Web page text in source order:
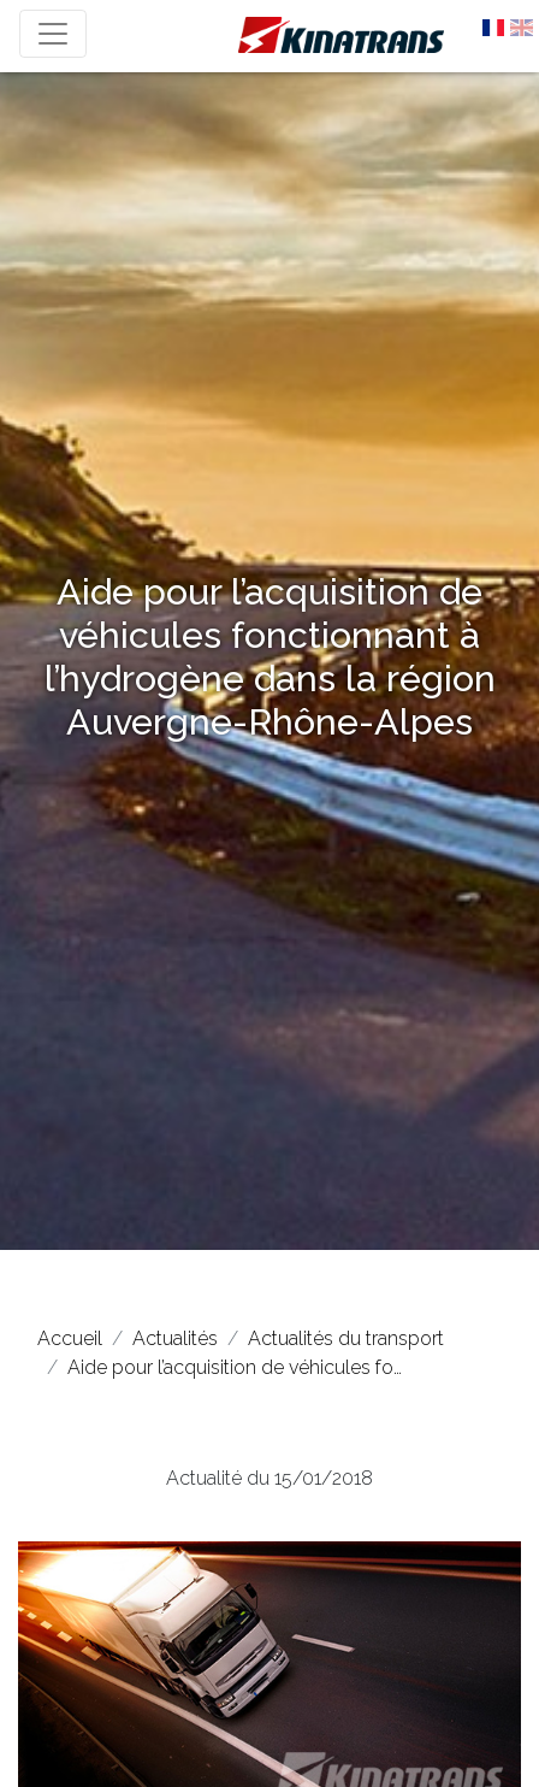
Aide pour l’acquisition de
véhicules fonctionnant à
l’hydrogène dans la région
Auvergne-Rhône-Alpes
Accueil Actualités
Actualités du transport
Aide pour l’acquisition de véhicules fo…
Actualité du 15/01/2018